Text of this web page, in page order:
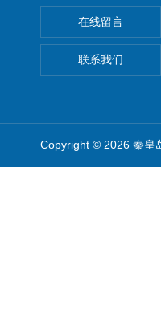
在线留言
联系我们
Copyright © 2026 秦皇